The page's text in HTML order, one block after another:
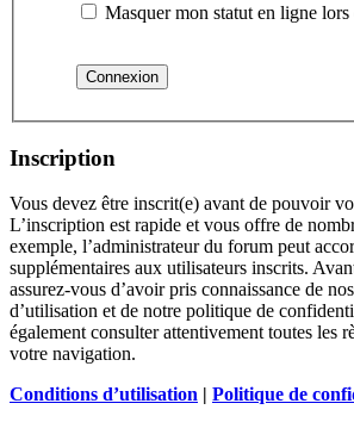
Masquer mon statut en ligne lors
Inscription
Vous devez être inscrit(e) avant de pouvoir
L’inscription est rapide et vous offre de
exemple, l’administrateur du forum peut
supplémentaires aux utilisateurs inscrits.
assurez-vous d’avoir pris connaissance de
d’utilisation et de notre politique de
également consulter attentivement toutes les
votre navigation.
Conditions d’utilisation | Politique de